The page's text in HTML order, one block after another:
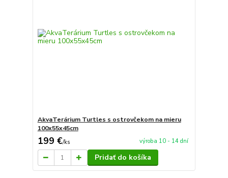
AkvaTerárium Turtles s ostrovčekom na mieru
100x55x45cm
199 €/ks výroba 10 - 14 dní
Pridať do košíka